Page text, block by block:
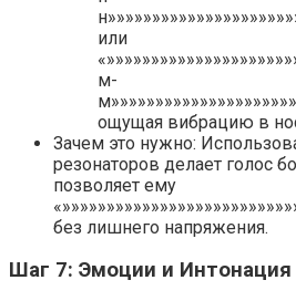
или
м-
ощущая вибрацию в
Зачем это нужно:
резонаторов делает голос
позволяет ему
без лишнего напряжения.
Шаг 7: Эмоции и